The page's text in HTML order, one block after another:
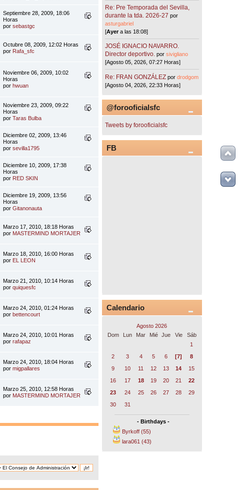
Septiembre 28, 2009, 18:06
Horas
porsebastgc
Octubre 08, 2009, 12:02 Horas
por Rafa_sfc
Noviembre 06, 2009, 10:02
Horas
porhwuan
Noviembre 23, 2009, 09:22
Horas
porTaras Bulba
Diciembre 02, 2009, 13:46
Horas
porsevilla1795
Diciembre 10, 2009, 17:38
Horas
por RED SKIN
Diciembre 19, 2009, 13:56
Horas
porGitanonauta
Marzo 17, 2010, 18:18 Horas
por MASTERMIND MORTAJER
Marzo 18, 2010, 16:00 Horas
por EL LEON
Marzo 21, 2010, 10:14 Horas
porquiquesfc
Marzo 24, 2010, 01:24 Horas
porbettencourt
Marzo 24, 2010, 10:01 Horas
porrafapaz
Marzo 24, 2010, 18:04 Horas
pormigpallares
Marzo 25, 2010, 12:58 Horas
por MASTERMIND MORTAJER
Re: Pre Temporada del Sevilla,
durante la tda. 2026-27 por
asturgabriel
[Ayera las 18:08]
JOSÉ IGNACIO NAVARRO.
Director deportivo. porsivigliano
[Agosto 05, 2026, 07:27 Horas]
Re: FRAN GONZÁLEZ pordrodgom
[Agosto 04, 2026, 22:33 Horas]
@forooficialsfc
Tweets by forooficialsfc
FB
Calendario
Agosto 2026
Dom
Lun Mar Mié Jue Vie
Sáb
1
2
3 4 5 6 [7]
8
9
10 11 12 13 14
15
16
17 18 19 20 21
22
23
24 25 26 27 28
29
30
31
- Birthdays -
Byrkoff (55)
lara061 (43)